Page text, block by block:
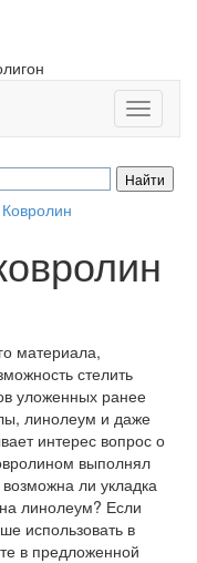
Toggle
Ковролин
материала,
стелить
уложенных ранее
линолеум и даже
интерес вопрос о
выполнял
ли укладка
линолеум? Если
использовать в
в предложенной